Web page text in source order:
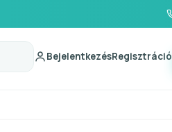
BejelentkezésRegisztráció